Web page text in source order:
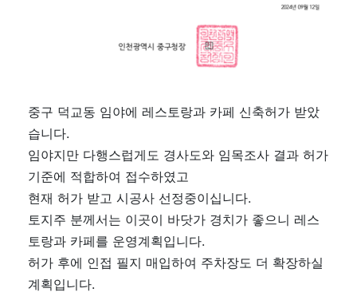
중구 덕교동 임야에 레스토랑과 카페 신축허가 받았
습니다.
임야지만 다행스럽게도 경사도와 임목조사 결과 허가
기준에 적합하여 접수하였고
현재 허가 받고 시공사 선정중이십니다.
토지주 분께서는 이곳이 바닷가 경치가 좋으니 레스
토랑과 카페를 운영계획입니다.
허가 후에 인접 필지 매입하여 주차장도 더 확장하실
계획입니다.